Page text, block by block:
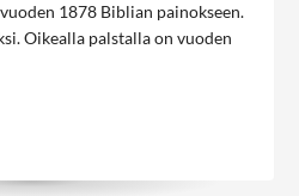
1878 Biblian painokseen.
Oikealla palstalla on vuoden